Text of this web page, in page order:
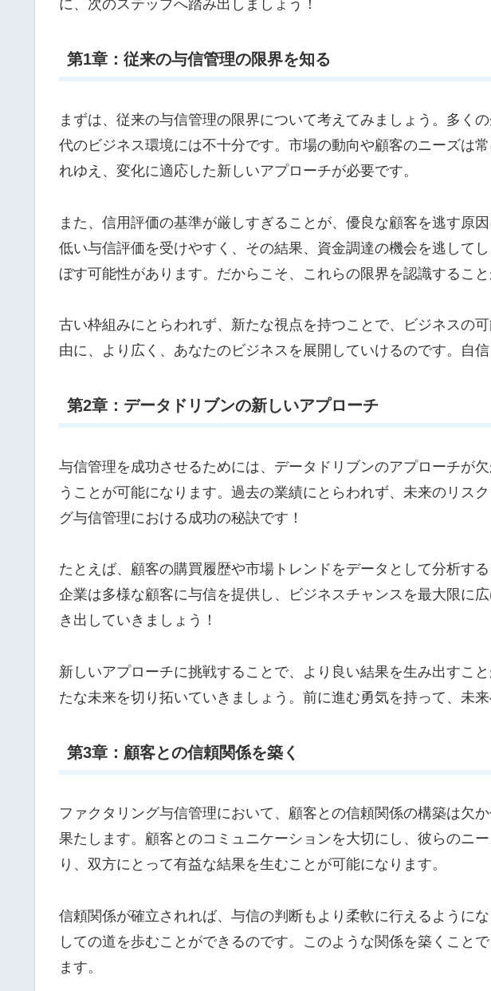
に、次のステップへ踏み出しましょう！
第1章：従来の与信管理の限界を知る
まずは、従来の与信管理の限界について考えてみましょう。多く
代のビジネス環境には不十分です。市場の動向や顧客のニーズは
れゆえ、変化に適応した新しいアプローチが必要です。
また、信用評価の基準が厳しすぎることが、優良な顧客を逃す原
低い与信評価を受けやすく、その結果、資金調達の機会を逃して
ぼす可能性があります。だからこそ、これらの限界を認識すること
古い枠組みにとらわれず、新たな視点を持つことで、ビジネスの
由に、より広く、あなたのビジネスを展開していけるのです。自
第2章：データドリブンの新しいアプローチ
与信管理を成功させるためには、データドリブンのアプローチが
うことが可能になります。過去の業績にとらわれず、未来のリス
グ与信管理における成功の秘訣です！
たとえば、顧客の購買履歴や市場トレンドをデータとして分析す
企業は多様な顧客に与信を提供し、ビジネスチャンスを最大限に
き出していきましょう！
新しいアプローチに挑戦することで、より良い結果を生み出すこ
たな未来を切り拓いていきましょう。前に進む勇気を持って、未
第3章：顧客との信頼関係を築く
ファクタリング与信管理において、顧客との信頼関係の構築は欠
果たします。顧客とのコミュニケーションを大切にし、彼らのニ
り、双方にとって有益な結果を生むことが可能になります。
信頼関係が確立されれば、与信の判断もより柔軟に行えるように
しての道を歩むことができるのです。このような関係を築くこと
ます。